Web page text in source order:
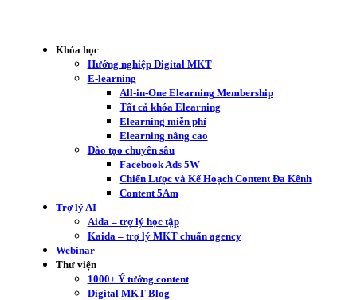
Khóa học
Hướng nghiệp Digital MKT
E-learning
All-in-One Elearning Membership
Tất cả khóa Elearning
Elearning miễn phí
Elearning nâng cao
Đào tạo chuyên sâu
Facebook Ads 5W
Chiến Lược và Kế Hoạch Content Đa Kênh
Content 5Am
Trợ lý AI
Aida – trợ lý học tập
Kaida – trợ lý MKT chuẩn agency
Webinar
Thư viện
1000+ Ý tưởng content
Digital MKT Blog